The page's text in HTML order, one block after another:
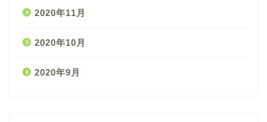
2020年11月
2020年10月
2020年9月